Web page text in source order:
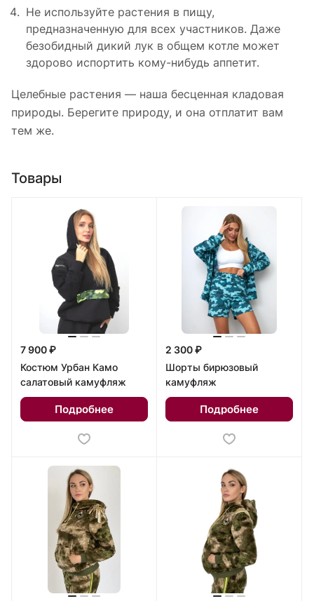
Не используйте растения в пищу,
предназначенную для всех участников. Даже
безобидный дикий лук в общем котле может
здорово испортить кому-нибудь аппетит.
Целебные растения — наша бесценная кладовая
природы. Берегите природу, и она отплатит вам
тем же.
Товары
7 900 ₽
Костюм Урбан Камо
салатовый камуфляж
Подробнее
2 300 ₽
Шорты бирюзовый
камуфляж
Подробнее